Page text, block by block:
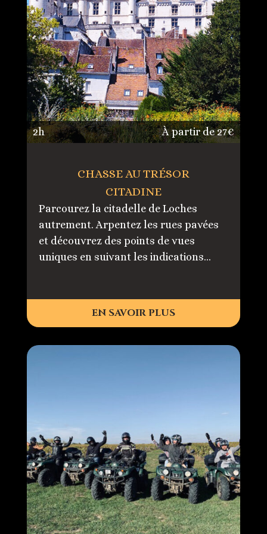
2h À partir de 27€
CHASSE AU TRÉSOR
CITADINE
Parcourez la citadelle de Loches
autrement. Arpentez les rues pavées
et découvrez des points de vues
uniques en suivant les indications…
EN SAVOIR PLUS